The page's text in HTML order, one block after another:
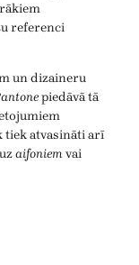
referenci
un dizaineru
piedāvā tā
tiek atvasināti arī
aifoniemvai